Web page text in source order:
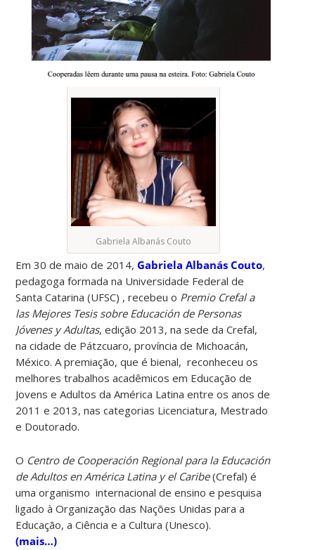
Gabriela Albanás Couto
Em 30 de maio de 2014,Gabriela Albanás Couto,
pedagoga formada na Universidade Federal de
Santa Catarina (UFSC) , recebeu o Premio Crefal a
las Mejores Tesis sobre Educación de Personas
Jóvenes y Adultas, edição 2013, na sede da Crefal,
na cidade de Pátzcuaro, província de Michoacán,
México. A premiação, que é bienal, reconheceu os
melhores trabalhos acadêmicos em Educação de
Jovens e Adultos da América Latina entre os anos de
2011 e 2013, nas categorias Licenciatura, Mestrado
e Doutorado.
O Centro de Cooperación Regional para la Educación
de Adultos en América Latina y el Caribe(Crefal) é
uma organismo internacional de ensino e pesquisa
ligado à Organização das Nações Unidas para a
Educação, a Ciência e a Cultura (Unesco).
(mais…)